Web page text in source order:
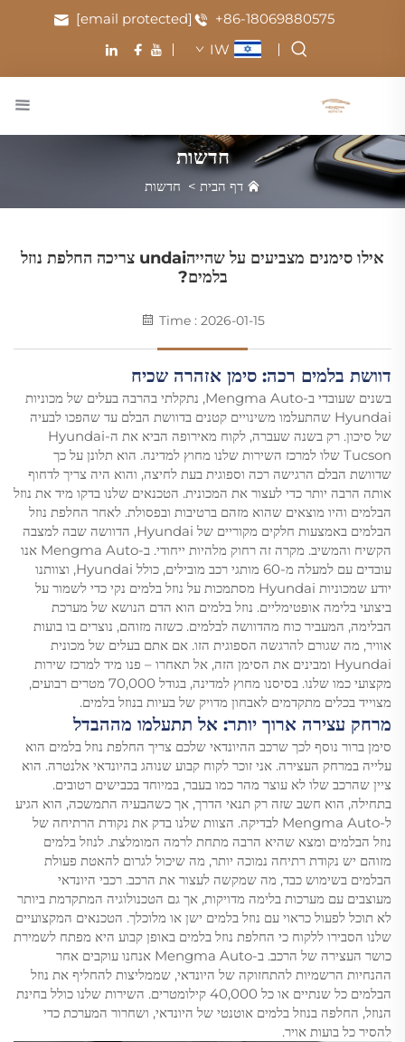
+86-18069880575
[email protected]
IW
חדשות
דף הבית > חדשות
אילו סימנים מצביעים על שהייהundai צריכה החלפת נוזל
בלמים?
Time : 2026-01-15
דוושת בלמים רכה: סימן אזהרה שכיח
בשנים שעובדי ב-Mengma Auto, נתקלתי בהרבה בעלים של מכוניות
Hyundai שהתעלמו משינויים קטנים בדוושת הבלם עד שהפכו לבעיה
של סיכון. רק בשנה שעברה, לקוח מאירופה הביא את ה-Hyundai
Tucson שלו למרכז השירות שלנו מחוץ למדינה. הוא תלונן על כך
שדוושת הבלם הרגישה רכה וספוגית בעת לחיצה, והוא היה צריך לדחוף
אותה הרבה יותר כדי לעצור את המכונית. הטכנאים שלנו בדקו מיד את נוזל
הבלמים והיו מוצאים שהוא מזהם ברטיבות ובפסולת. לאחר החלפת נוזל
הבלמים באמצעות חלקים מקוריים של Hyundai, הדוושה שבה למצבה
הקשיח והמשיב. מקרה זה רחוק מלהיות ייחודי. ב-Mengma Auto אנו
עובדים עם למעלה מ-60 מותגי רכב מובילים, כולל Hyundai, וצוותנו
יודע שמכוניות Hyundai מסתמכות על נוזל בלמים נקי כדי לשמור על
ביצועי בלימה אופטימליים. נוזל בלמים הוא הדם הנושא של מערכת
הבלימה, המעביר כוח מהדוושה לבלמים. כשזה מזוהם, נוצרים בו בועות
אוויר, מה שגורם להרגשה הספוגית הזו. אם אתם בעלים של מכונית
Hyundai ומבינים את הסימן הזה, אל תאחרו – פנו מיד למרכז שירות
מקצועי כמו שלנו. בסיסנו מחוץ למדינה, בגודל 70,000 מטרים רבועים,
מצוייד בכלים מתקדמים לאבחון מדויק של בעיות בנוזל בלמים.
מרחק עצירה ארוך יותר: אל תתעלמו מההבדל
סימן ברור נוסף לכך שרכב ההיונדאי שלכם צריך החלפת נוזל בלמים הוא
עלייה במרחק העצירה. אני זוכר לקוח קבוע שנוהג בהיונדאי אלנטרה. הוא
ציין שהרכב שלו לא עוצר מהר כמו בעבר, במיוחד בכבישים רטובים.
בתחילה, הוא חשב שזה רק תנאי הדרך, אך כשהבעיה התמשכה, הוא הגיע
ל-Mengma Auto לבדיקה. הצוות שלנו בדק את נקודת הרתיחה של
נוזל הבלמים ומצא שהיא הרבה מתחת לרמה המומלצת. לנוזל בלמים
מזוהם יש נקודת רתיחה נמוכה יותר, מה שיכול לגרום להאטת פעולת
הבלמים בשימוש כבד, מה שמקשה לעצור את הרכב. רכבי היונדאי
מעוצבים עם מערכות בלימה מדויקות, אך גם הטכנולוגיה המתקדמת ביותר
לא תוכל לפעול כראוי עם נוזל בלמים ישן או מלוכלך. הטכנאים המקצועיים
שלנו הסבירו ללקוח כי החלפת נוזל בלמים באופן קבוע היא מפתח לשמירת
כושר העצירה של הרכב. ב-Mengma Auto אנחנו עוקבים אחר
ההנחיות הרשמיות להתחזוקה של היונדאי, שממליצות להחליף את נוזל
הבלמים כל שנתיים או כל 40,000 קילומטרים. השירות שלנו כולל בחינת
הנוזל, החלפה בנוזל בלמים אוטנטי של היונדאי, ושחרור המערכת כדי
להסיר כל בועות אויר.